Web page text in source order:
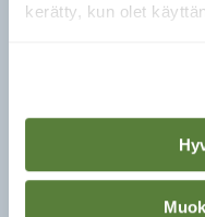
kerätty, kun olet
Lähde:
vuotta